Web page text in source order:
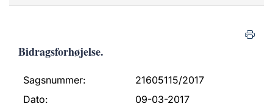
Bidragsforhøjelse.
Sagsnummer:
21605115/2017
Dato:
09-03-2017